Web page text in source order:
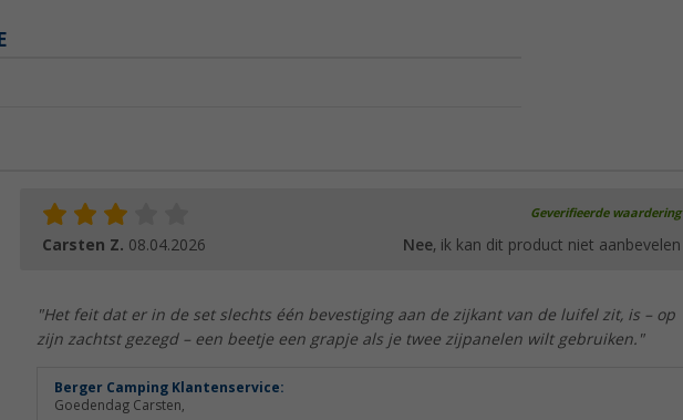
Geverifieerde waardering
Carsten Z. 08.04.2026 Nee, ik kan dit product niet aanbevelen
"Het feit dat er in de set slechts één bevestiging aan de zijkant van de luifel zit, is – op
zijn zachtst gezegd – een beetje een grapje als je twee zijpanelen wilt gebruiken."
Berger Camping Klantenservice:
Goedendag Carsten,